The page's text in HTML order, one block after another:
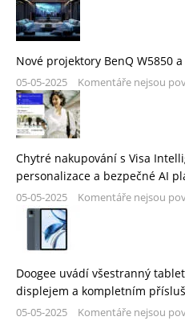
Nové projektory BenQ W5850
05-05-2025 Komentáře nejsou
Chytré nakupování s Visa
personalizace a bezpečné AI
05-05-2025 Komentáře nejsou
Doogee uvádí všestranný
displejem a kompletním
05-05-2025 Komentáře nejsou